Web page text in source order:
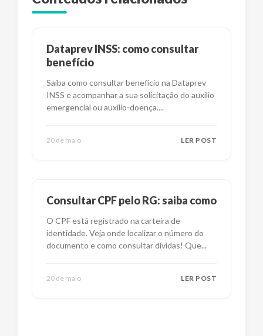
Dataprev INSS: como consultar
benefício
Saiba como consultar benefício na Dataprev
INSS e acompanhar a sua solicitação do auxílio
emergencial ou auxílio-doença....
20 de maio LER POST
Consultar CPF pelo RG: saiba como
O CPF está registrado na carteira de
identidade. Veja onde localizar o número do
documento e como consultar dívidas! Que...
20 de maio LER POST